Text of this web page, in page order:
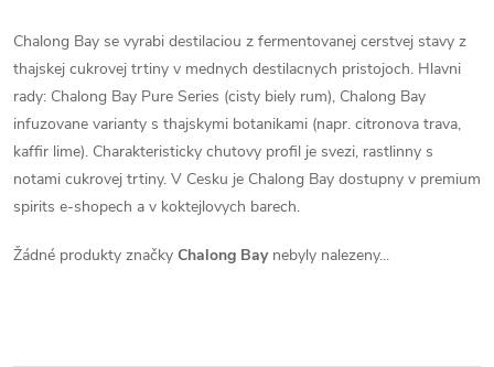
Chalong Bay se vyrabi destilaciou z fermentovanej cerstvej stavy z
thajskej cukrovej trtiny v mednych destilacnych pristojoch. Hlavni
rady: Chalong Bay Pure Series (cisty biely rum), Chalong Bay
infuzovane varianty s thajskymi botanikami (napr. citronova trava,
kaffir lime). Charakteristicky chutovy profil je svezi, rastlinny s
notami cukrovej trtiny. V Cesku je Chalong Bay dostupny v premium
spirits e-shopech a v koktejlovych barech.
Žádné produkty značky Chalong Baynebyly nalezeny...